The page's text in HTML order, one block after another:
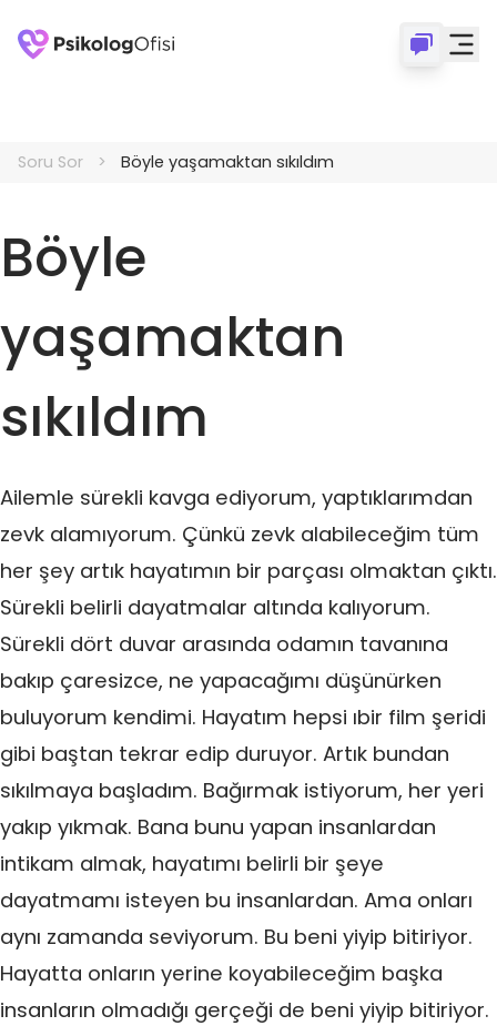
Soru Sor Böyle yaşamaktan sıkıldım
Böyle
yaşamaktan
sıkıldım
Ailemle sürekli kavga ediyorum, yaptıklarımdan
zevk alamıyorum. Çünkü zevk alabileceğim tüm
her şey artık hayatımın bir parçası olmaktan çıktı.
Sürekli belirli dayatmalar altında kalıyorum.
Sürekli dört duvar arasında odamın tavanına
bakıp çaresizce, ne yapacağımı düşünürken
buluyorum kendimi. Hayatım hepsi ıbir film şeridi
gibi baştan tekrar edip duruyor. Artık bundan
sıkılmaya başladım. Bağırmak istiyorum, her yeri
yakıp yıkmak. Bana bunu yapan insanlardan
intikam almak, hayatımı belirli bir şeye
dayatmamı isteyen bu insanlardan. Ama onları
aynı zamanda seviyorum. Bu beni yiyip bitiriyor.
Hayatta onların yerine koyabileceğim başka
insanların olmadığı gerçeği de beni yiyip bitiriyor.